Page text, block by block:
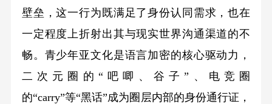
壁垒，这一行为既满足了身份认同需求，也在
一定程度上折射出其与现实世界沟通渠道的不
畅。青少年亚文化是语言加密的核心驱动力，
二次元圈的“吧唧、谷子”、电竞圈
的“carry”等“黑话”成为圈层内部的身份通行证，